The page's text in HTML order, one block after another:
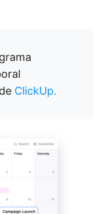
de ClickUp.